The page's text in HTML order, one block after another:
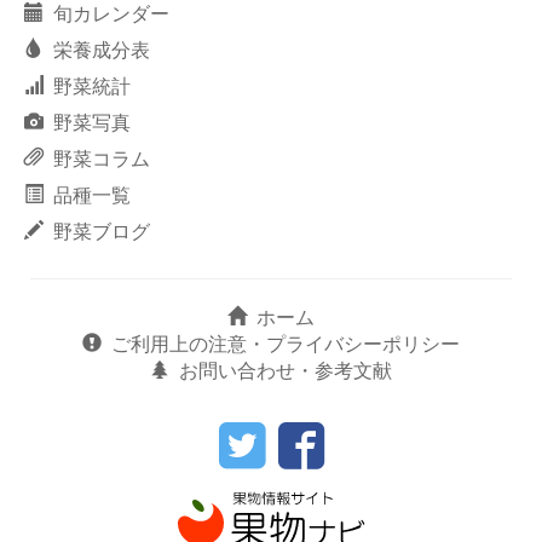
旬カレンダー
栄養成分表
野菜統計
野菜写真
野菜コラム
品種一覧
野菜ブログ
ホーム
ご利用上の注意・プライバシーポリシー
お問い合わせ・参考文献